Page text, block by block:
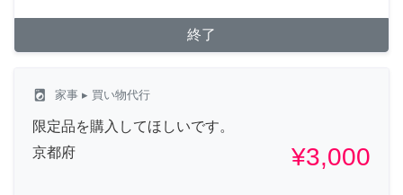
終了
local_laundry_service 家事 ▸ 買い物代行
限定品を購入してほしいです。
京都府
¥3,000